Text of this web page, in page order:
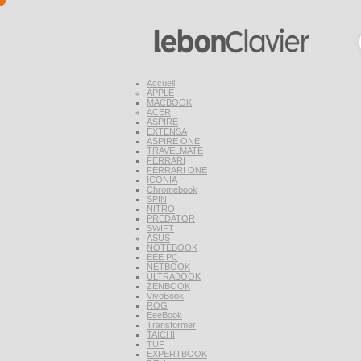
Accueil
APPLE
MACBOOK
ACER
ASPIRE
EXTENSA
ASPIRE ONE
TRAVELMATE
FERRARI
FERRARI ONE
ICONIA
Chromebook
SPIN
NITRO
PREDATOR
SWIFT
ASUS
NOTEBOOK
EEE PC
NETBOOK
ULTRABOOK
ZENBOOK
VivoBook
ROG
EeeBook
Transformer
TAICHI
TUF
EXPERTBOOK